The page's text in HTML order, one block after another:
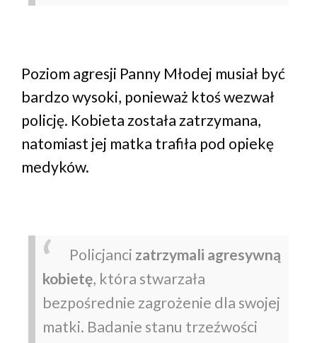
Poziom agresji Panny Młodej musiał być
bardzo wysoki, ponieważ ktoś wezwał
policję. Kobieta została zatrzymana,
natomiast jej matka trafiła pod opiekę
medyków.
Policjanci zatrzymali agresywną
kobietę, która stwarzała
bezpośrednie zagrożenie dla swojej
matki. Badanie stanu trzeźwości